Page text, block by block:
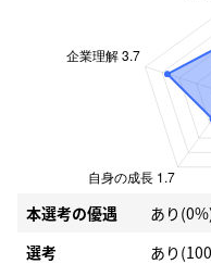
本選考の優遇
あり
選考
あり